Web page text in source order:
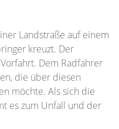
Landstraße auf einem
kreuzt. Der
Dem Radfahrer
die über diesen
möchte. Als sich die
es zum Unfall und der